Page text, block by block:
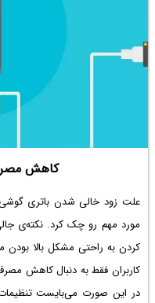
کاهش
علت زود خالی شدن باتری
مورد مهم رو چک کرد. نکته‌ی جالی
کردن به راحتی مشکل بالا
کاربران فقط به دنبال کاهش
در این صورت می‌بایست